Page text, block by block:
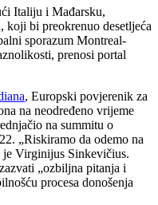
Italiju i Mađarsku,
koji bi preokrenuo desetljeća
sporazum Montreal-
prenosi portal
, Europski povjerenik za
na neodređeno vrijeme
na summitu o
„Riskiramo da odemo na
je Virginijus Sinkevičius.
„ozbiljna pitanja i
procesa donošenja